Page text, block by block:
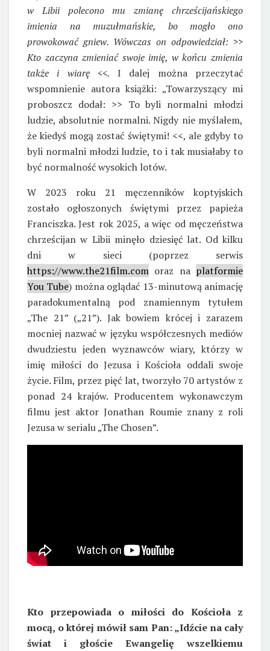
w Libii polecono mu zmianę chrześcijańskiego
imienia na muzułmańskie, bo mogło ono
prowokować gniew. Wówczas on odpowiedział: >>
Kto zaczyna zmieniać swoje imię, w końcu zmienia
także i wiarę <<. I dalej można przeczytać
wspomnienie autora książki: „Towarzyszący mi
proboszcz dodał: >> To byli normalni młodzi
ludzie, absolutnie normalni. Nigdy nie myślałem,
że kiedyś mogą zostać świętymi! <<, ale gdyby to
byli normalni młodzi ludzie, to i tak musiałaby to
być normalność wysokich lotów.
W 2023 roku 21 męczenników koptyjskich
zostało ogłoszonych świętymi przez papieża
Franciszka. Jest rok 2025, a więc od męczeństwa
chrześcijan w Libii minęło dziesięć lat. Od kilku
dni w sieci (poprzez serwis
https://www.the21film.com oraz na platformie
You Tube) można oglądać 13-minutową animację
paradokumentalną pod znamiennym tytułem
„The 21” („21”). Jak bowiem krócej i zarazem
mocniej nazwać w języku współczesnych mediów
dwudziestu jeden wyznawców wiary, którzy w
imię miłości do Jezusa i Kościoła oddali swoje
życie. Film, przez pięć lat, tworzyło 70 artystów z
ponad 24 krajów. Producentem wykonawczym
filmu jest aktor Jonathan Roumie znany z roli
Jezusa w serialu „The Chosen”.
Kto przepowiada o miłości do Kościoła z
mocą, o której mówił sam Pan: „Idźcie na cały
świat i głoście Ewangelię wszelkiemu